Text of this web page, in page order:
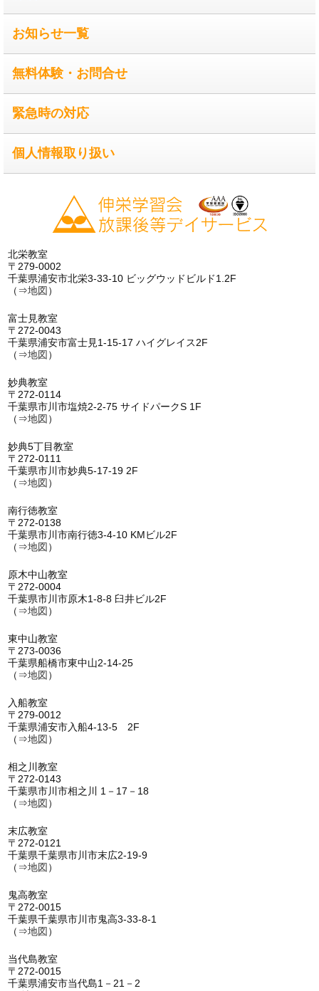
お知らせ一覧
無料体験・お問合せ
緊急時の対応
個人情報取り扱い
北栄教室
〒279-0002
千葉県浦安市北栄3-33-10 ビッグウッドビルド1.2F
（⇒地図 ）
富士見教室
〒272-0043
千葉県浦安市富士見1-15-17 ハイグレイス2F
（⇒地図 ）
妙典教室
〒272-0114
千葉県市川市塩焼2-2-75 サイドパークS 1F
（⇒地図 ）
妙典5丁目教室
〒272-0111
千葉県市川市妙典5-17-19 2F
（⇒地図 ）
南行徳教室
〒272-0138
千葉県市川市南行徳3-4-10 KMビル2F
（⇒地図 ）
原木中山教室
〒272-0004
千葉県市川市原木1-8-8 臼井ビル2F
（⇒地図 ）
東中山教室
〒273-0036
千葉県船橋市東中山2-14-25
（⇒地図 ）
入船教室
〒279-0012
千葉県浦安市入船4-13-5 2F
（⇒地図 ）
相之川教室
〒272-0143
千葉県市川市相之川 1－17－18
（⇒地図 ）
末広教室
〒272-0121
千葉県千葉県市川市末広2-19-9
（⇒地図 ）
鬼高教室
〒272-0015
千葉県千葉県市川市鬼高3-33-8-1
（⇒地図 ）
当代島教室
〒272-0015
千葉県浦安市当代島1－21－2